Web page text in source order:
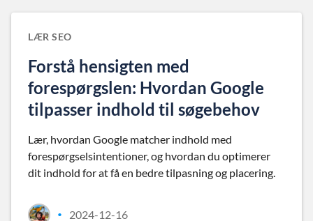
LÆR SEO
Forstå hensigten med
forespørgslen: Hvordan Google
tilpasser indhold til søgebehov
Lær, hvordan Google matcher indhold med
forespørgselsintentioner, og hvordan du optimerer
dit indhold for at få en bedre tilpasning og placering.
• 2024-12-16